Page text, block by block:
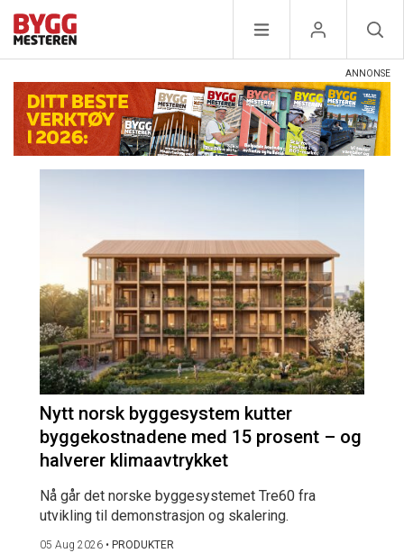
Nytt norsk byggesystem kutter
byggekostnadene med 15 prosent – og
halverer klimaavtrykket
Nå går det norske byggesystemet Tre60 fra
utvikling til demonstrasjon og skalering.
05 Aug 2026 • PRODUKTER